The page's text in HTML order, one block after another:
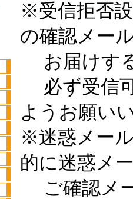
※受信拒否
の確認メー
お届けす
必ず受信
ようお願い
※迷惑メー
的に迷惑メ
ご確認メ